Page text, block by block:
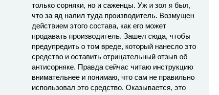
только сорняки, но и саженцы. Уж и зол я был,
что за яд налил туда производитель. Возмущен
действием этого состава, как его может
продавать производитель. Зашел сюда, чтобы
предупредить о том вреде, который нанесло это
средство и оставить отрицательный отзыв об
антисорняке. Правда сейчас читаю инструкцию
внимательнее и понимаю, что сам не правильно
использовал это средство. Оказывается, это